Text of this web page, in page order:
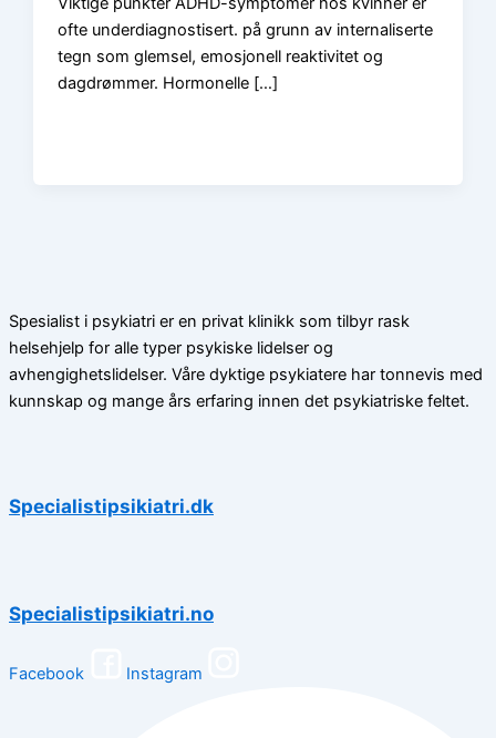
ofte underdiagnostisert. på grunn av internaliserte
tegn som glemsel, emosjonell reaktivitet og
dagdrømmer. Hormonelle […]
Spesialist i psykiatri er en privat klinikk som tilbyr rask
helsehjelp for alle typer psykiske lidelser og
avhengighetslidelser. Våre dyktige psykiatere har tonnevis med
kunnskap og mange års erfaring innen det psykiatriske feltet.
Specialistipsikiatri.dk
Specialistipsikiatri.no
Facebook Instagram